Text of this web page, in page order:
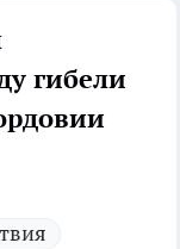
гибели